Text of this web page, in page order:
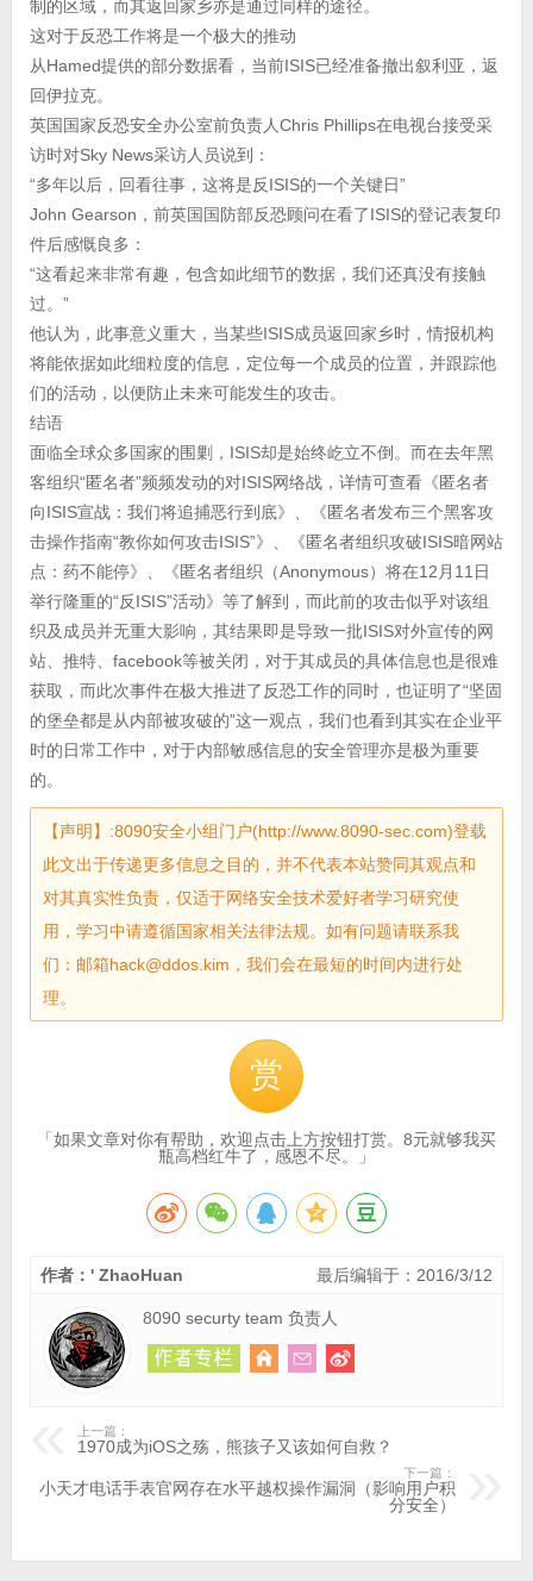
制的区域，而其返回家乡亦是通过同样的途径。
这对于反恐工作将是一个极大的推动
从Hamed提供的部分数据看，当前ISIS已经准备撤出叙利亚，返
回伊拉克。
英国国家反恐安全办公室前负责人Chris Phillips在电视台接受采
访时对Sky News采访人员说到：
“多年以后，回看往事，这将是反ISIS的一个关键日”
John Gearson，前英国国防部反恐顾问在看了ISIS的登记表复印
件后感慨良多：
“这看起来非常有趣，包含如此细节的数据，我们还真没有接触
过。”
他认为，此事意义重大，当某些ISIS成员返回家乡时，情报机构
将能依据如此细粒度的信息，定位每一个成员的位置，并跟踪他
们的活动，以便防止未来可能发生的攻击。
结语
面临全球众多国家的围剿，ISIS却是始终屹立不倒。而在去年黑
客组织“匿名者”频频发动的对ISIS网络战，详情可查看《匿名者
向ISIS宣战：我们将追捕恶行到底》、《匿名者发布三个黑客攻
击操作指南“教你如何攻击ISIS”》、《匿名者组织攻破ISIS暗网站
点：药不能停》、《匿名者组织（Anonymous）将在12月11日
举行隆重的“反ISIS”活动》等了解到，而此前的攻击似乎对该组
织及成员并无重大影响，其结果即是导致一批ISIS对外宣传的网
站、推特、facebook等被关闭，对于其成员的具体信息也是很难
获取，而此次事件在极大推进了反恐工作的同时，也证明了“坚固
的堡垒都是从内部被攻破的”这一观点，我们也看到其实在企业平
时的日常工作中，对于内部敏感信息的安全管理亦是极为重要
的。
【声明】:8090安全小组门户(http://www.8090-sec.com)登载
此文出于传递更多信息之目的，并不代表本站赞同其观点和
对其真实性负责，仅适于网络安全技术爱好者学习研究使
用，学习中请遵循国家相关法律法规。如有问题请联系我
们：邮箱hack@ddos.kim，我们会在最短的时间内进行处
理。
赏
「如果文章对你有帮助，欢迎点击上方按钮打赏。8元就够我买
瓶高档红牛了，感恩不尽。」
最后编辑于：2016/3/12
作者：' ZhaoHuan
8090 securty team 负责人
上一篇：
1970成为iOS之殇，熊孩子又该如何自救？
下一篇：
小天才电话手表官网存在水平越权操作漏洞（影响用户积
分安全）